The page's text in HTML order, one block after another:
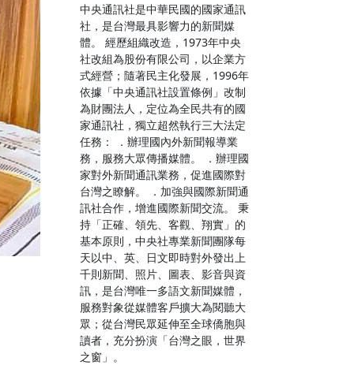
中央通訊社是中華民國的國家通訊
社，是台灣最具影響力的新聞媒
體。 經歷組織改造，1973年中央
社改組為股份有限公司，以企業方
式經營；隨著民主化發展，1996年
依據「中央通訊社設置條例」改制
為財團法人，定位為全民共有的國
家通訊社，獨立超然執行三大法定
任務： ．辦理國內外新聞報導業
務，服務大眾傳播媒體。 ．辦理國
家對外新聞通訊業務，促進國際對
台灣之瞭解。 ．加強與國際新聞通
訊社合作，增進國際新聞交流。 秉
持「正確、領先、客觀、翔實」的
基本原則，中央社專業新聞團隊每
天以中、英、日文即時對外發出上
千則新聞、照片、圖表、影音與資
訊，是台灣唯一多語文新聞媒體，
服務對象從媒體客戶擴大為閱聽大
眾；從台灣民眾延伸至全球僑胞與
讀者，充分扮演「台灣之眼，世界
之窗」。